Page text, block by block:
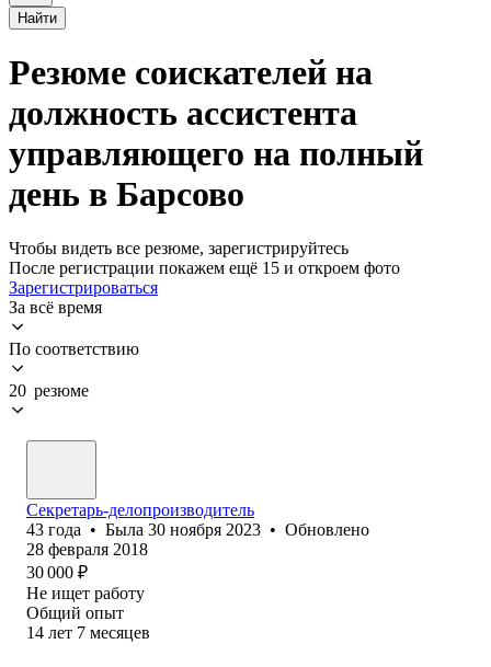
Найти
Резюме соискателей на
должность ассистента
управляющего на полный
день в Барсово
Чтобы видеть все резюме, зарегистрируйтесь
После регистрации покажем ещё 15 и откроем фото
Зарегистрироваться
За всё время
По соответствию
20 резюме
Секретарь-делопроизводитель
43 года • Была 30 ноября 2023 • Обновлено
28 февраля 2018
30 000 ₽
Не ищет работу
Общий опыт
14 лет 7 месяцев